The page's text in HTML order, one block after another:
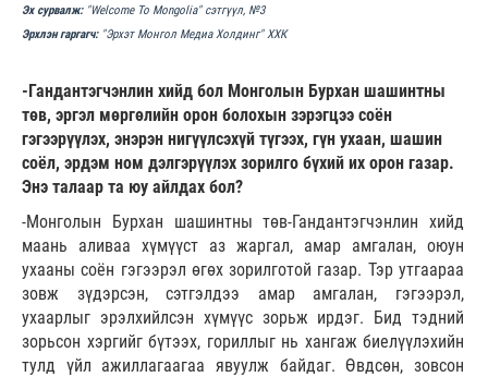
Эх сурвалж: "Welcome To Mongolia" сэтгүүл, №3
Эрхлэн гаргагч: "Эрхэт Монгол Медиа Холдинг" ХХК
-Гандантэгчэнлин хийд бол Монголын Бурхан шашинтны
төв, эргэл мөргөлийн орон болохын зэрэгцээ соён
гэгээрүүлэх, энэрэн нигүүлсэхүй түгээх, гүн ухаан, шашин
соёл, эрдэм ном дэлгэрүүлэх зорилго бүхий их орон газар.
Энэ талаар та юу айлдах бол?
-Монголын Бурхан шашинтны төв-Гандантэгчэнлин хийд
маань аливаа хүмүүст аз жаргал, амар амгалан, оюун
ухааны соён гэгээрэл өгөх зорилготой газар. Тэр утгаараа
зовж зүдэрсэн, сэтгэлдээ амар амгалан, гэгээрэл,
ухаарлыг эрэлхийлсэн хүмүүс зорьж ирдэг. Бид тэдний
зорьсон хэргийг бүтээх, гориллыг нь хангаж биелүүлэхийн
тулд үйл ажиллагаагаа явуулж байдаг. Өвдсөн, зовсон